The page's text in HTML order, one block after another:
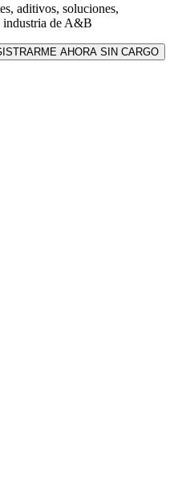
aditivos, soluciones,
industria de A&B
AHORA SIN CARGO